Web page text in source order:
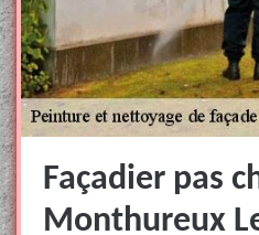
Façadier pas
Monthureux